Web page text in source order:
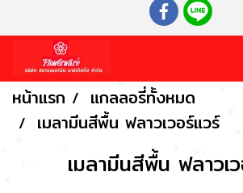
หน้าแรก
แกลลอรี่ทั้งหมด
เมลามีนสีพื้น ฟลาวเวอร์แวร์
เมลามีนสีพื้น ฟลาวเ